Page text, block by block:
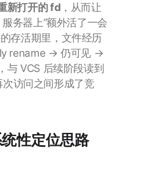
新打开的 fd ，从而让
务器上”额外活了一会
存活期里，文件经历
rename → 仍可见 →
与 VCS 后续阶段读到
次访问之间形成了竞
性定位思路